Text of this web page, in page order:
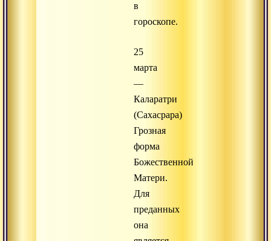
в
гороскопе.
25
марта
—
Каларатри
(Сахасрара)
Грозная
форма
Божественной
Матери.
Для
преданных
она